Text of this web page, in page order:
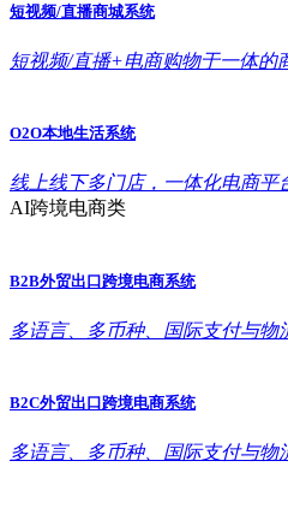
短视频/直播商城系统
短视频/直播+电商购物于一体的
O2O本地生活系统
线上线下多门店，一体化电商平
AI跨境电商类
B2B外贸出口跨境电商系统
多语言、多币种、国际支付与物
B2C外贸出口跨境电商系统
多语言、多币种、国际支付与物